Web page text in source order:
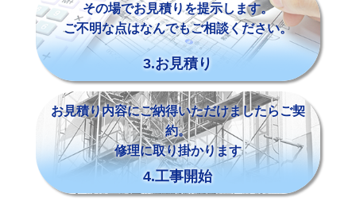
その場でお見積りを提示します。
ご不明な点はなんでもご相談ください。
3.お見積り
お見積り内容にご納得いただけましたらご契
約。
修理に取り掛かります
4.工事開始